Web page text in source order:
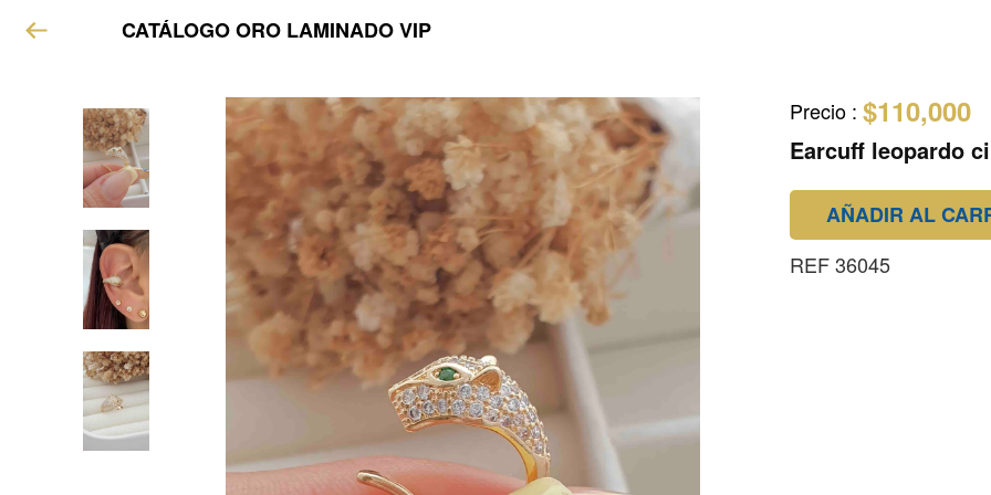
CATÁLOGO ORO LAMINADO VIP
Precio : $110,000
Earcuff leopardo
AÑADIR AL
REF 36045